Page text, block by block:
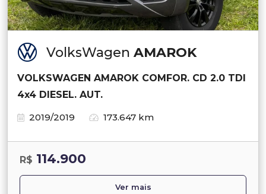
VolksWagen AMAROK
VOLKSWAGEN AMAROK COMFOR. CD 2.0 TDI
4x4 DIESEL. AUT.
2019/2019
173.647 km
R$ 114.900
Ver mais